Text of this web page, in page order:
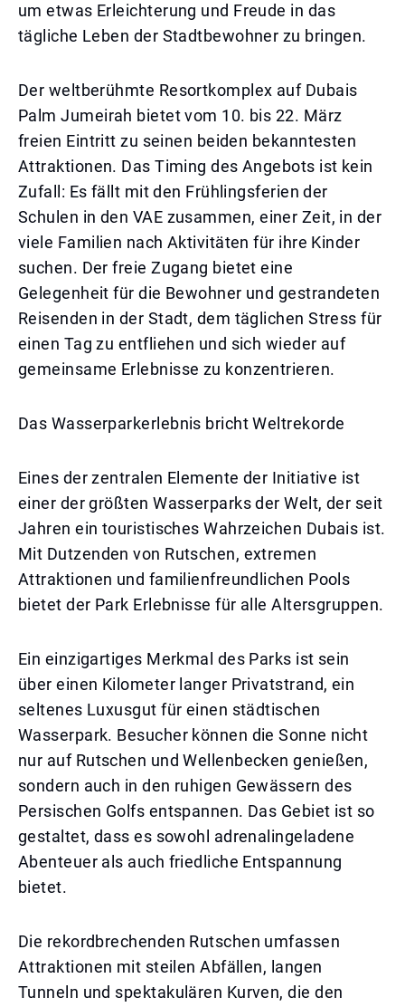
um etwas Erleichterung und Freude in das
tägliche Leben der Stadtbewohner zu bringen.
Der weltberühmte Resortkomplex auf Dubais
Palm Jumeirah bietet vom 10. bis 22. März
freien Eintritt zu seinen beiden bekanntesten
Attraktionen. Das Timing des Angebots ist kein
Zufall: Es fällt mit den Frühlingsferien der
Schulen in den VAE zusammen, einer Zeit, in der
viele Familien nach Aktivitäten für ihre Kinder
suchen. Der freie Zugang bietet eine
Gelegenheit für die Bewohner und gestrandeten
Reisenden in der Stadt, dem täglichen Stress für
einen Tag zu entfliehen und sich wieder auf
gemeinsame Erlebnisse zu konzentrieren.
Das Wasserparkerlebnis bricht Weltrekorde
Eines der zentralen Elemente der Initiative ist
einer der größten Wasserparks der Welt, der seit
Jahren ein touristisches Wahrzeichen Dubais ist.
Mit Dutzenden von Rutschen, extremen
Attraktionen und familienfreundlichen Pools
bietet der Park Erlebnisse für alle Altersgruppen.
Ein einzigartiges Merkmal des Parks ist sein
über einen Kilometer langer Privatstrand, ein
seltenes Luxusgut für einen städtischen
Wasserpark. Besucher können die Sonne nicht
nur auf Rutschen und Wellenbecken genießen,
sondern auch in den ruhigen Gewässern des
Persischen Golfs entspannen. Das Gebiet ist so
gestaltet, dass es sowohl adrenalingeladene
Abenteuer als auch friedliche Entspannung
bietet.
Die rekordbrechenden Rutschen umfassen
Attraktionen mit steilen Abfällen, langen
Tunneln und spektakulären Kurven, die den